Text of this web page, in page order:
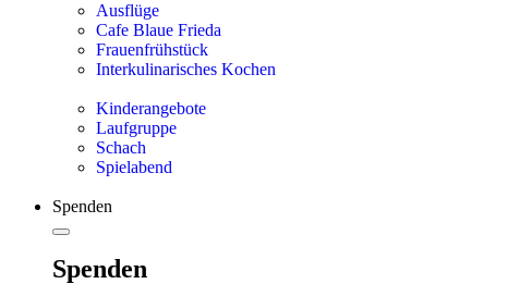
Ausflüge
Cafe Blaue Frieda
Frauenfrühstück
Interkulinarisches Kochen
Kinderangebote
Laufgruppe
Schach
Spielabend
Spenden
Spenden